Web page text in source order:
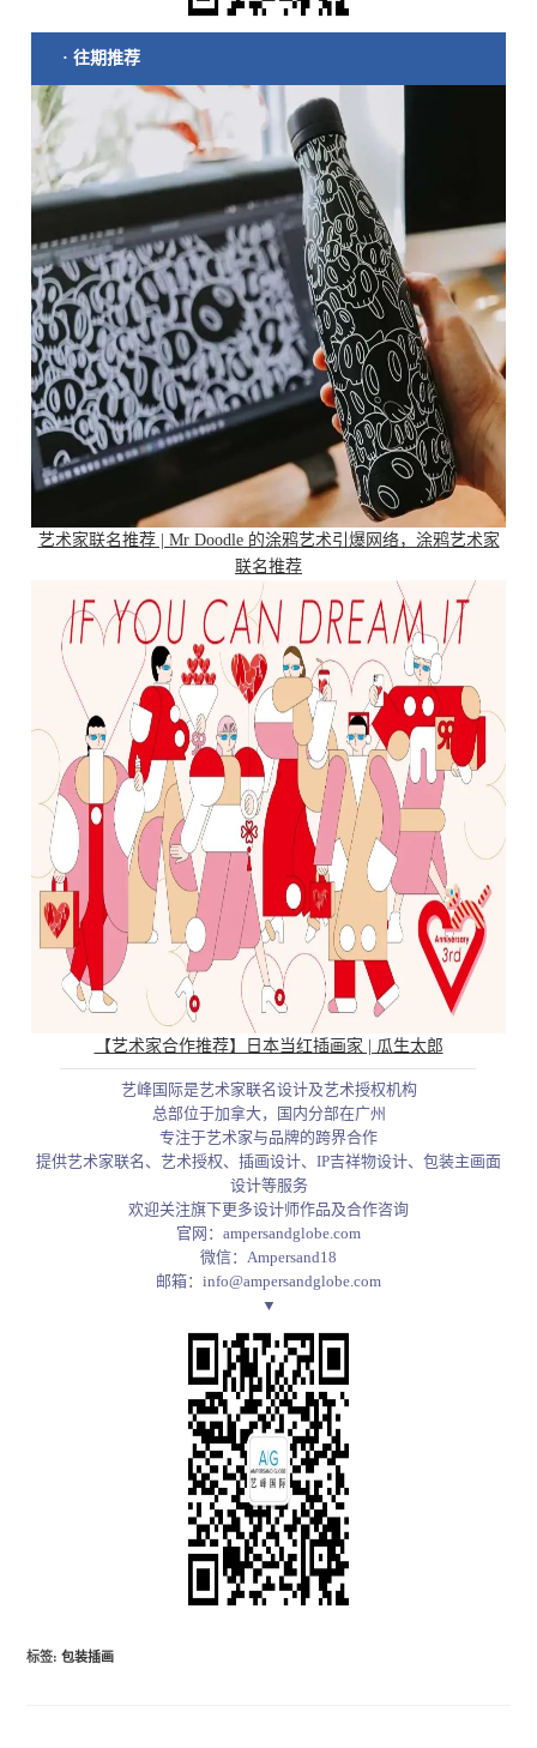
· 往期推荐
艺术家联名推荐 | Mr Doodle 的涂鸦艺术引爆网络，涂鸦艺术家
联名推荐
【艺术家合作推荐】日本当红插画家 | 瓜生太郎
艺峰国际是艺术家联名设计及艺术授权机构
总部位于加拿大，国内分部在广州
专注于艺术家与品牌的跨界合作
提供艺术家联名、艺术授权、插画设计、IP吉祥物设计、包装主画面
设计等服务
欢迎关注旗下更多设计师作品及合作咨询
官网：ampersandglobe.com
微信：Ampersand18
邮箱：info@ampersandglobe.com
▼
标签:包装插画